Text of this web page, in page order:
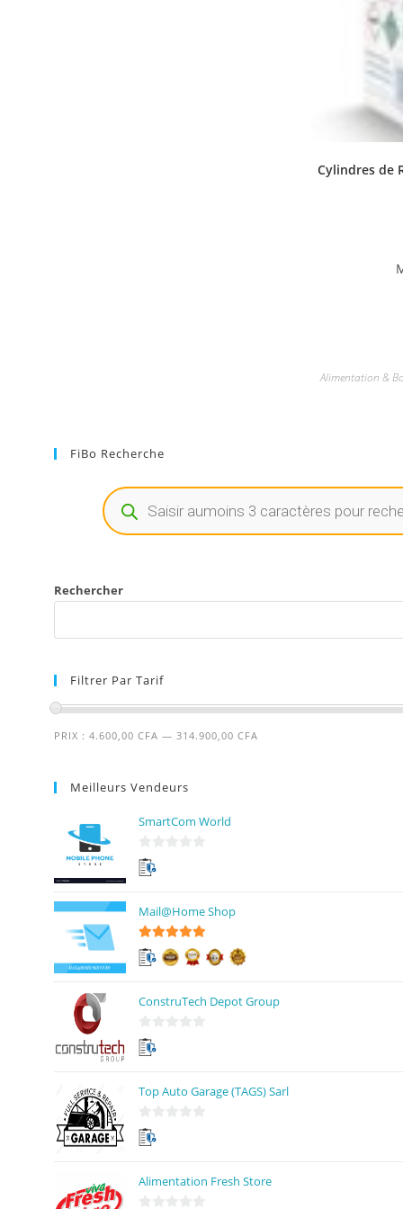
Cylindres de
Alimentation &
FiBo Recherche
Rechercher
Filtrer Par Tarif
PRIX : 4.600,00 CFA — 314.900,00 CFA
Meilleurs Vendeurs
SmartCom World
0
s
r
5
Mail@Home Shop
5sur 5
ConstruTech Depot Group
0
s
r
Top Auto Garage (TAGS) Sarl
0
s
r
Alimentation Fresh Store